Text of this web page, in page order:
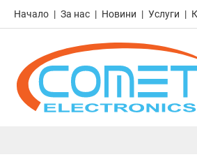
Начало За нас Новини Услуги